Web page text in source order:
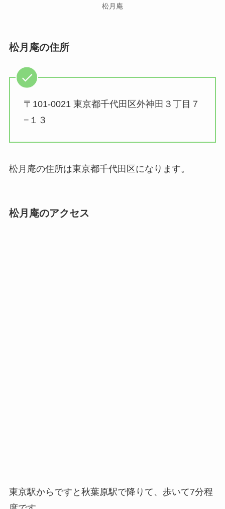
松月庵
松月庵の住所
〒101-0021 東京都千代田区外神田３丁目７
−１３
松月庵の住所は東京都千代田区になります。
松月庵のアクセス
東京駅からですと秋葉原駅で降りて、歩いて7分程